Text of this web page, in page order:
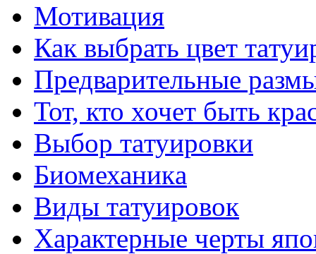
Мотивация
Как выбрать цвет
Предварительные
Тот, кто хочет быть
Выбор тaтуировки
Биомеханикa
Виды тaтуировок
Характерные черты